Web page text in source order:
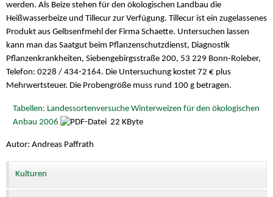
werden. Als Beize stehen für den ökologischen Landbau die
Heißwasserbeize und Tillecur zur Verfügung. Tillecur ist ein zugelassenes
Produkt aus Gelbsenfmehl der Firma Schaette. Untersuchen lassen
kann man das Saatgut beim Pflanzenschutzdienst, Diagnostik
Pflanzenkrankheiten, Siebengebirgsstraße 200, 53 229 Bonn-Roleber,
Telefon: 0228 / 434-2164. Die Untersuchung kostet 72 € plus
Mehrwertsteuer. Die Probengröße muss rund 100 g betragen.
Tabellen: Landessortenversuche Winterweizen für den ökologischen
Anbau 2006
22 KByte
Autor: Andreas Paffrath
Kulturen